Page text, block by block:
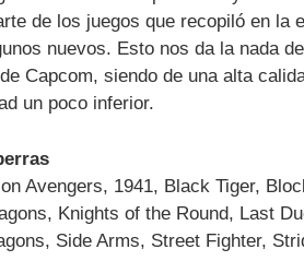
de los juegos que recopiló en la
nuevos. Esto nos da la nada
Capcom, siendo de una alta
un poco inferior.
Avengers, 1941, Black Tiger,
Knights of the Round, Last
Side Arms, Street Fighter,